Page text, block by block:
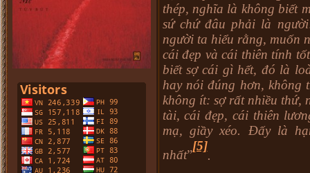
thép, nghĩa là không biết
sứ chứ đâu phải là
người ta hiểu rằng, muốn
cái đẹp và cái thiên tính
biết sợ cái gì hết, đó là
hay nói đúng hơn, không
không ít: sợ rất nhiều thứ,
tài, cái đẹp, cái thiên
mạ, giầy xéo. Đấy là
nhất”
[5]
.